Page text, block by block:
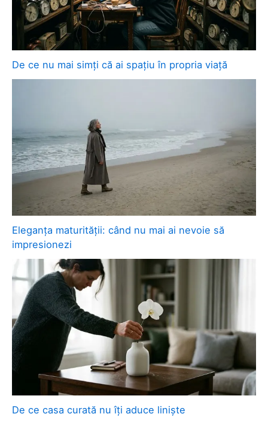
De ce nu mai simți că ai spațiu în propria viață
Eleganța maturității: când nu mai ai nevoie să
impresionezi
De ce casa curată nu îți aduce liniște